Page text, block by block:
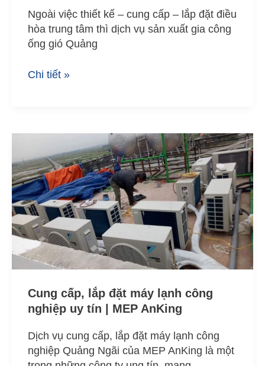
Ngoài việc thiết kế – cung cấp – lắp đặt điều
hòa trung tâm thì dịch vụ sản xuất gia công
ống gió Quảng
lượng
Chi tiết »
Cung cấp, lắp đặt máy lạnh công
nghiệp uy tín | MEP AnKing
Dịch vụ cung cấp, lắp đặt máy lạnh công
nghiệp Quảng Ngãi của MEP AnKing là một
cấp,
lắp
đặt
máy
lạnh
công
nghiệp
uy
tín
|
MEP
AnKing